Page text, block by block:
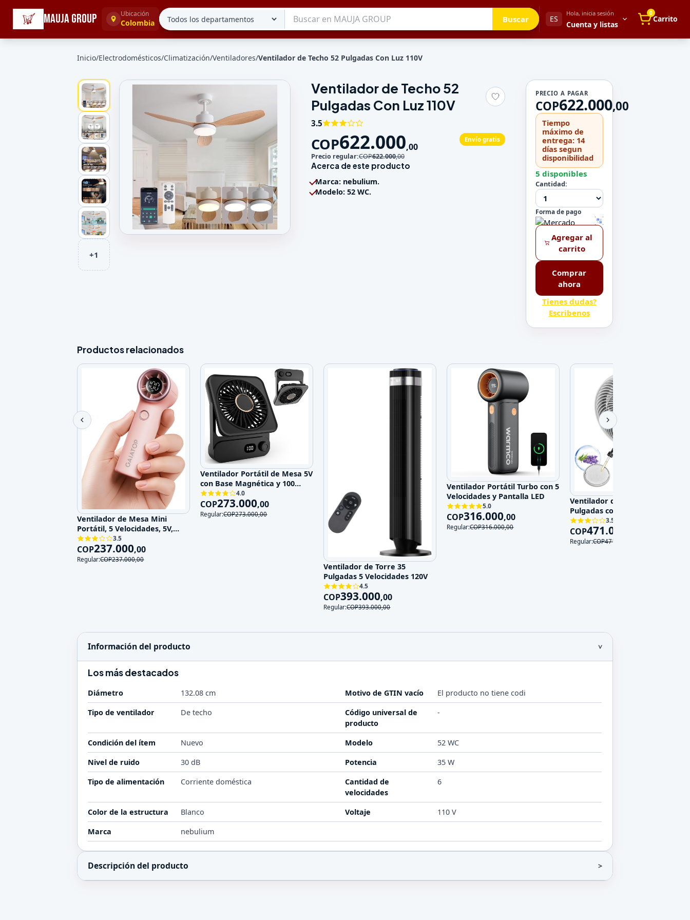
MAUJA GROUP Ubicación
Colombia Buscar ES
Hola, inicia sesión
Cuenta y listas
Tu lista
Favoritos
Mis direcciones
Mis pedidos
Métodos de pago
Mi perfil
Configuración
0
Carrito
☰ Categorías
Inicio/Electrodomésticos/Climatización/Ventiladores/Ventilador de Techo 52 Pulgadas Con Luz 110V
+1
Ventilador de Techo 52
Pulgadas Con Luz 110V
3.5
COP622.000,00
Envío gratis
Precio regular:COP622.000,00
Acerca de este producto
Marca: nebulium.
Modelo: 52 WC.
PRECIO A PAGAR
COP622.000,00
Tiempo
máximo de
entrega: 14
días segun
disponibilidad
5 disponibles
Cantidad:
Forma de pago
Agregar al
carrito
Comprar
ahora
Tienes dudas?
Escribenos
Productos relacionados
Ventilador de Mesa Mini
Portátil, 5 Velocidades, 5V,
Recargable
3.5
COP237.000,00
Regular:COP237.000,00
Ventilador Portátil de Mesa 5V
con Base Magnética y 100
Velocidades
4.0
COP273.000,00
Regular:COP273.000,00
Ventilador de Torre 35
Pulgadas 5 Velocidades 120V
4.5
COP393.000,00
Regular:COP393.000,00
Ventilador Portátil Turbo con 5
Velocidades y Pantalla LED
5.0
COP316.000,00
Regular:COP316.000,00
Ventilador de Pared 14
Pulgadas con Control Remoto,
3 Velocidades y 3 Modos, 120V
3.5
COP471.000
Regular:COP471.000
Información del producto
Los más destacados
Diámetro 132.08 cm Motivo de GTIN vacío
El producto no tiene codi
Tipo de ventilador
De techo
Código universal de
producto
-
Condición del ítem Nuevo Modelo
52 WC
Nivel de ruido
30 dB Potencia
35 W
Tipo de alimentación
Corriente doméstica
Cantidad de
velocidades
6
Color de la estructura Blanco Voltaje
110 V
Marca
nebulium
Descripción del producto